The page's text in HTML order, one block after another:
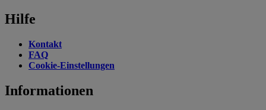
Hilfe
Kontakt
FAQ
Cookie-Einstellungen
Informationen